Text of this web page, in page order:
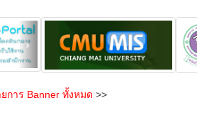
การ Banner ทั้งหมด >>